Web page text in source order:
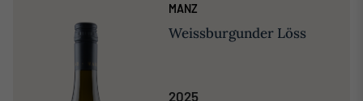
MANZ
Weissburgunder Löss
2025